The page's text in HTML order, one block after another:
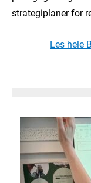
strategiplaner for
Les hele